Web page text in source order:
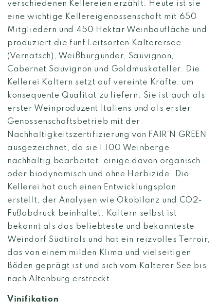
verschiedenen Kellereien erzählt. Heute ist sie
eine wichtige Kellereigenossenschaft mit 650
Mitgliedern und 450 Hektar Weinbaufläche und
produziert die fünf Leitsorten Kalterersee
(Vernatsch), Weißburgunder, Sauvignon,
Cabernet Sauvignon und Goldmuskateller. Die
Kellerei Kaltern setzt auf vereinte Kräfte, um
konsequente Qualität zu liefern. Sie ist auch als
erster Weinproduzent Italiens und als erster
Genossenschaftsbetrieb mit der
Nachhaltigkeitszertifizierung von FAIR'N GREEN
ausgezeichnet, da sie 1.100 Weinberge
nachhaltig bearbeitet, einige davon organisch
oder biodynamisch und ohne Herbizide. Die
Kellerei hat auch einen Entwicklungsplan
erstellt, der Analysen wie Ökobilanz und CO2-
Fußabdruck beinhaltet. Kaltern selbst ist
bekannt als das beliebteste und bekannteste
Weindorf Südtirols und hat ein reizvolles Terroir,
das von einem milden Klima und vielseitigen
Böden geprägt ist und sich vom Kalterer See bis
nach Altenburg erstreckt.
Vinifikation